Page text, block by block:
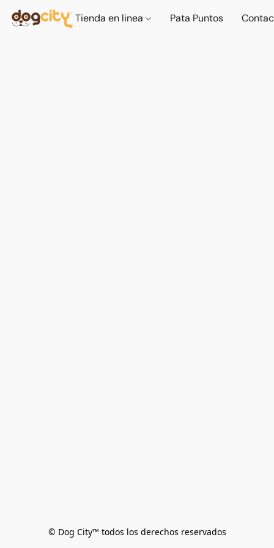
Tienda en linea Pata Puntos
© Dog City™ todos los derechos reservados